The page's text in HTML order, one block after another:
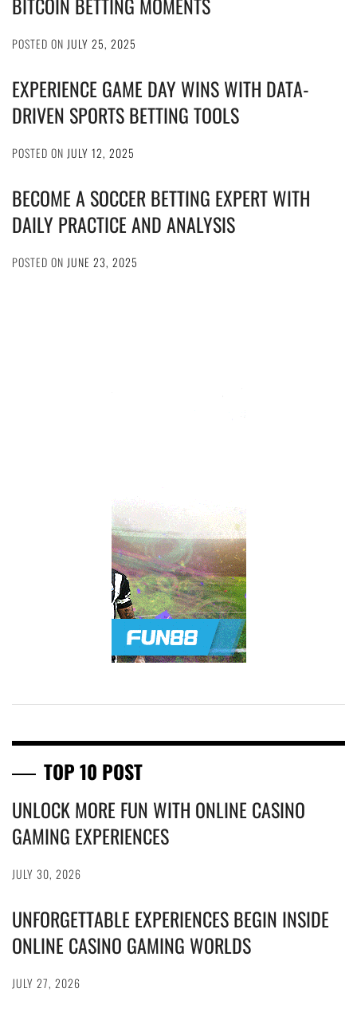
POSTED ON JULY 25, 2025
EXPERIENCE GAME DAY WINS WITH DATA-
DRIVEN SPORTS BETTING TOOLS
POSTED ON JULY 12, 2025
BECOME A SOCCER BETTING EXPERT WITH
DAILY PRACTICE AND ANALYSIS
POSTED ON JUNE 23, 2025
TOP 10 POST
UNLOCK MORE FUN WITH ONLINE CASINO
GAMING EXPERIENCES
JULY 30, 2026
UNFORGETTABLE EXPERIENCES BEGIN INSIDE
ONLINE CASINO GAMING WORLDS
JULY 27, 2026